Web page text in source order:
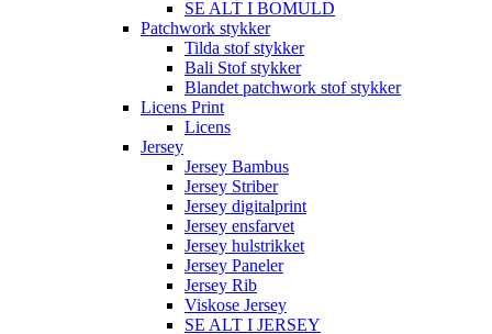
SE ALT I BOMULD
Patchwork stykker
Tilda stof stykker
Bali Stof stykker
Blandet patchwork stof stykker
Licens Print
Licens
Jersey
Jersey Bambus
Jersey Striber
Jersey digitalprint
Jersey ensfarvet
Jersey hulstrikket
Jersey Paneler
Jersey Rib
Viskose Jersey
SE ALT I JERSEY